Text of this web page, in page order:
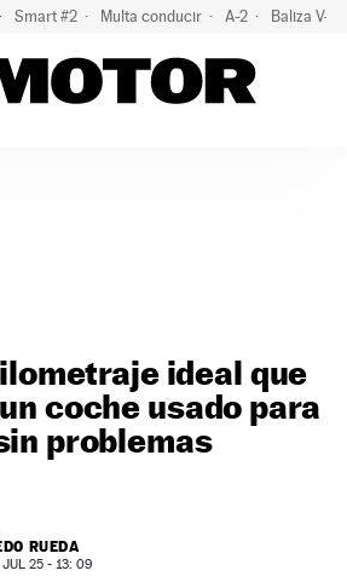
Smart #2 Multa conducir A-2 Baliza V-
ideal que
coche usado para
problemas
RUEDA
25 - 13: 09